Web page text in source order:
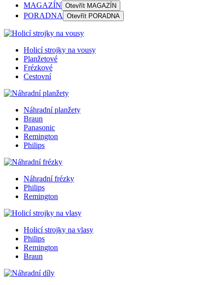
MAGAZÍN Otevřít MAGAZÍN
PORADNA Otevřít PORADNA
Holicí strojky na vousy
Planžetové
Frézkové
Cestovní
Náhradní planžety
Braun
Panasonic
Remington
Philips
Náhradní frézky
Philips
Remington
Holicí strojky na vlasy
Philips
Remington
Braun